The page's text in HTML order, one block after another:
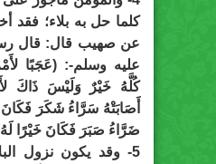
كلما حل به بلاء؛ فقد
عن صهيب قال: قال
عليه وسلم-: (عَجَبًا
كُلَّهُ خَيْرٌ وَلَيْسَ ذَاكَ
أَصَابَتْهُ سَرَّاءُ شَكَرَ فَكَانَ
ضَرَّاءُ صَبَرَ فَكَانَ خَيْرًا
5- وقد يكون نزول